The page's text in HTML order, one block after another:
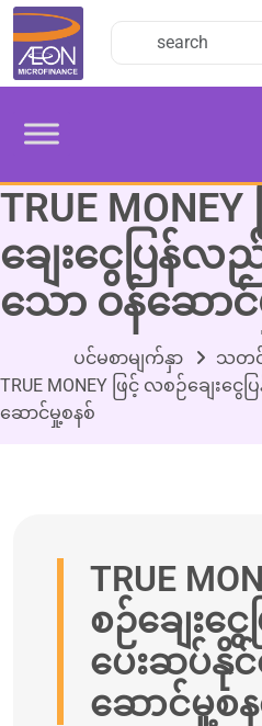
TRUE
ချေးငွေပြန်
သော ဝန်ဆော
ပင်မစာမျက်နှာ
သတ
TRUE MONEY ဖြင့် လစဉ်ချေး
ဆောင်မှု့စနစ်
TRUE
စဉ်ချေးငွ
ပေးဆပ်နို
ဆောင်မှု့စ